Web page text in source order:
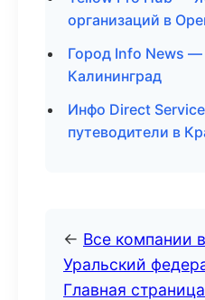
организаций в
Город Info News
Калининград
Инфо Direct
путеводители в
← Все компании
Уральский
Главная страница